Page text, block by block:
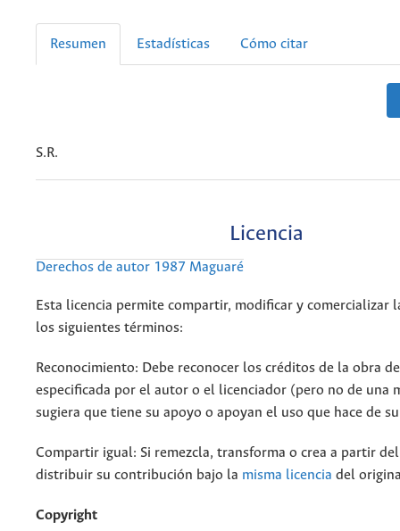
Resumen Estadísticas Cómo citar
S.R.
Licencia
Derechos de autor 1987 Maguaré
Esta licencia permite compartir, modificar y comercializar
los siguientes términos:
Reconocimiento: Debe reconocer los créditos de la obra
especificada por el autor o el licenciador (pero no de una
sugiera que tiene su apoyo o apoyan el uso que hace de
Compartir igual: Si remezcla, transforma o crea a partir
distribuir su contribución bajo la misma licencia del
Copyright